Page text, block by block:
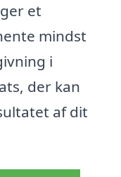
et
mindst
i
der kan
af dit